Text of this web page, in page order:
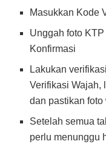
Masukkan Kode
Unggah foto
Konfirmasi
Lakukan
Verifikasi Wajah,
dan pastikan
Setelah semua
perlu menunggu